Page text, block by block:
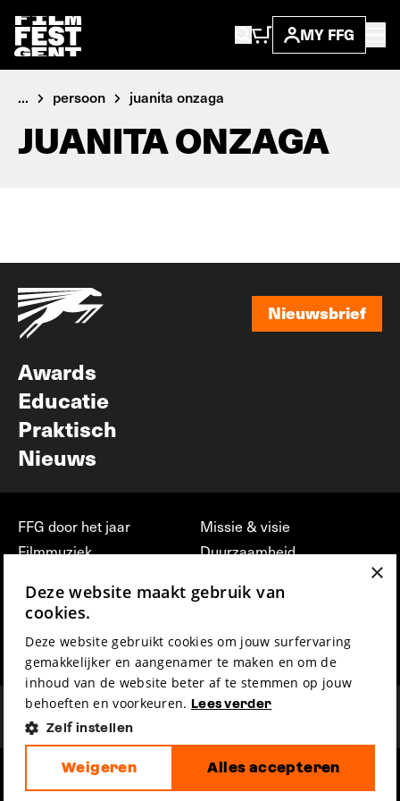
MY FFG
... persoon juanita onzaga
JUANITA ONZAGA
Nieuwsbrief
Awards
Educatie
Praktisch
Nieuws
FFG door het jaar
Filmmuziek
Press & Industry
Film Fest Friends
Missie & visie
Duurzaamheid
vrijwilligerswerk bij FFG
Privacy & Disclaimer
×
Deze website maakt gebruik van
cookies.
Deze website gebruikt cookies om jouw surfervaring
gemakkelijker en aangenamer te maken en om de
inhoud van de website beter af te stemmen op jouw
behoeften en voorkeuren. Lees verder
Zelf instellen
Alles accepteren
Weigeren